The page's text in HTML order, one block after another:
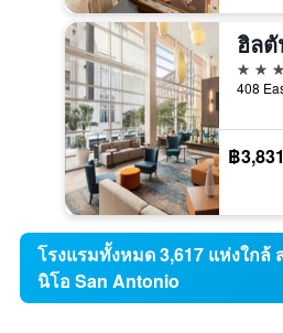
4 ดาว
฿3,831
โรงแรมทั้งหมด 3,617 แห่งใก
นิโอ San Antonio